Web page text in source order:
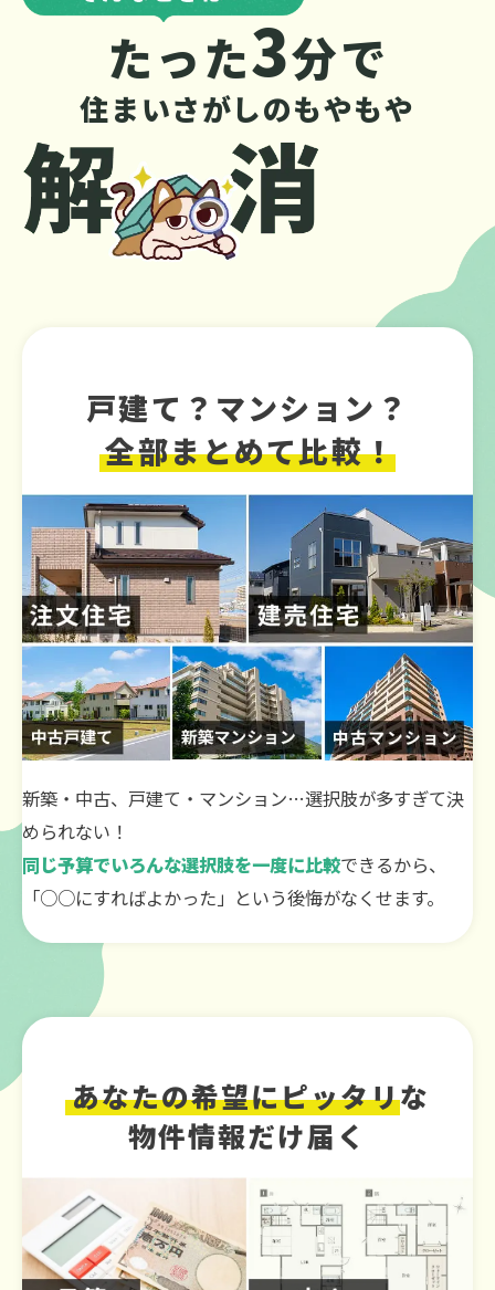
たった3分で
住まいさがしのもやもや
戸建て？マンション？
全部まとめて比較！
新築・中古、戸建て・マンション…選択肢が多すぎて決
められない！
同じ予算でいろんな選択肢を一度に比較できるから、
「○○にすればよかった」という後悔がなくせます。
あなたの希望にピッタリな
物件情報だけ届く